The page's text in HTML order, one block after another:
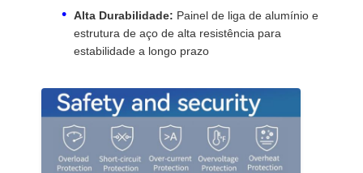
Luminária de leitura para sofá
Alta Durabilidade: Painel de liga de alumínio e
estrutura de aço de alta resistência para
estabilidade a longo prazo